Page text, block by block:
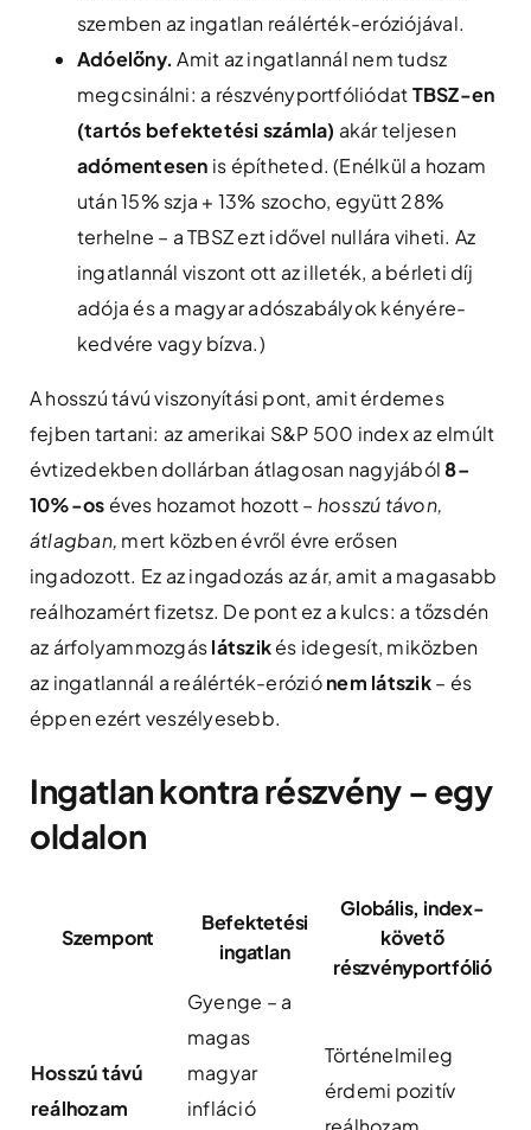
szemben az ingatlan reálérték-eróziójával.
Adóelőny. Amit az ingatlannál nem tudsz
megcsinálni: a részvényportfóliódatTBSZ-en
(tartós befektetési számla) akár teljesen
adómentesen is építheted. (Enélkül a hozam
után 15% szja + 13% szocho, együtt 28%
terhelne – a TBSZ ezt idővel nullára viheti. Az
ingatlannál viszont ott az illeték, a bérleti díj
adója és a magyar adószabályok kényére-
kedvére vagy bízva.)
A hosszú távú viszonyítási pont, amit érdemes
fejben tartani: az amerikai S&P 500 index az elmúlt
évtizedekben dollárban átlagosan nagyjából8–
10%-os éves hozamot hozott – hosszú távon,
átlagban, mert közben évről évre erősen
ingadozott. Ez az ingadozás az ár, amit a magasabb
reálhozamért fizetsz. De pont ez a kulcs: a tőzsdén
az árfolyammozgáslátszikés idegesít, miközben
az ingatlannál a reálérték-eróziónem látszik– és
éppen ezért veszélyesebb.
Ingatlan kontra részvény – egy
oldalon
Szempont
Befektetési
ingatlan
Globális, index-
követő
részvényportfólió
Hosszú távú
reálhozam
Gyenge – a
magas
magyar
infláció
Történelmileg
érdemi pozitív